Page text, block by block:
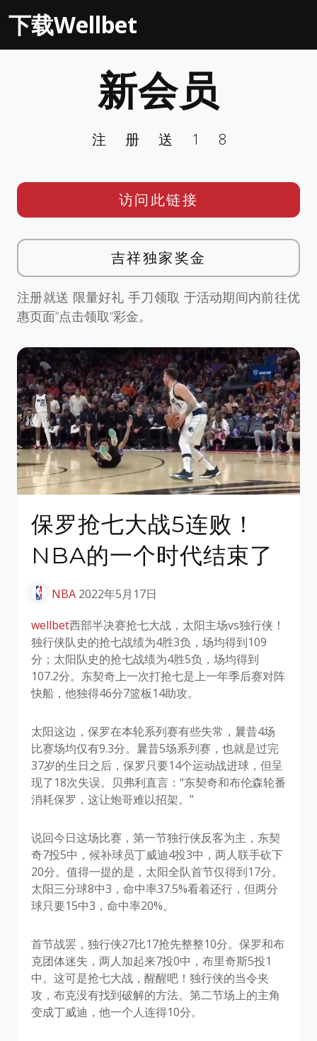
下载Wellbet
保罗抢七大战5连败！
NBA的一个时代结束了
NBA 2022年5月17日
wellbet​西部半决赛抢七大战，太阳主场vs独行侠！
独行侠队史的抢七战绩为4胜3负，场均得到109
分；太阳队史的抢七战绩为4胜5负，场均得到
107.2分。东契奇上一次打抢七是上一年季后赛对阵
快船，他独得46分7篮板14助攻。
太阳这边，保罗在本轮系列赛有些失常，曩昔4场
比赛场均仅有9.3分。曩昔5场系列赛，也就是过完
37岁的生日之后，保罗只要14个运动战进球，但呈
现了18次失误。贝弗利直言：“东契奇和布伦森轮番
消耗保罗，这让炮哥难以招架。”
说回今日这场比赛，第一节独行侠反客为主，东契
奇7投5中，候补球员丁威迪4投3中，两人联手砍下
20分。值得一提的是，太阳全队首节仅得到17分。
太阳三分球8中3，命中率37.5%看着还行，但两分
球只要15中3，命中率20%。
首节战罢，独行侠27比17抢先整整10分。保罗和布
克团体迷失，两人加起来7投0中，布里奇斯5投1
中。这可是抢七大战，醒醒吧！独行侠的当令夹
攻，布克没有找到破解的方法。第二节场上的主角
变成丁威迪，他一个人连得10分。
新会员
注册送18
访问此链接
吉祥独家奖金
注册就送 限量好礼 手刀领取 于活动期间内前往优
惠页面”点击领取”彩金。